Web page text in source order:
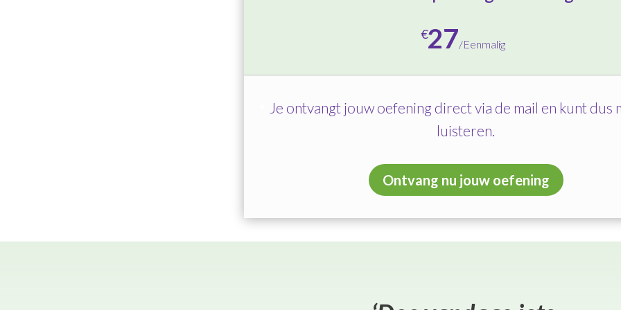
€27/Eenmalig
Je ontvangt jouw oefening direct via de mail en kunt dus
luisteren.
Ontvang nu jouw oefening